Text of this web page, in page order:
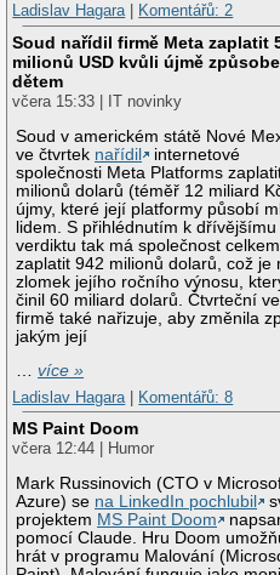
Ladislav Hagara| Komentářů: 2
Soud nařídil firmě Meta zaplatit
milionů USD kvůli újmě
dětem
včera 15:33 | IT novinky
Soud v americkém státě Nové
ve čtvrtek nařídil
internetové
společnosti Meta Platforms
milionů dolarů (téměř 12 miliard
újmy, které její platformy působí
lidem. S přihlédnutím k dřívějšímu
verdiktu tak má společnost celkem
zaplatit 942 milionů dolarů, což je
zlomek jejího ročního výnosu,
činil 60 miliard dolarů. Čtvrteční
firmě také nařizuje, aby změnila
jakým její
…více »
Ladislav Hagara
Komentářů: 8
MS Paint Doom
včera 12:44 | Humor
Mark Russinovich (CTO v
Azure) se na LinkedIn pochlubil
projektem MS Paint Doom
pomocí Claude. Hru Doom
hrát v programu Malování